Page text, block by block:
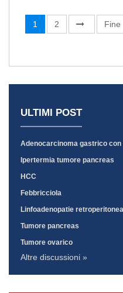
1 2 Fine
ULTIMI POST
Adenocarcinoma gastrico con
Ipertermia tumore pancreas
HCC
Febbricciola
Linfoadenopatie
Tumore pancreas
Tumore ovarico
Altre discussioni »